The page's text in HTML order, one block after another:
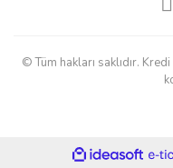
© Tüm hakları saklıdır.